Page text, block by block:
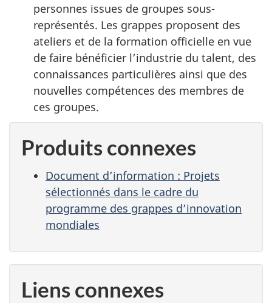
personnes issues de groupes sous-
représentés. Les grappes proposent des
ateliers et de la formation officielle en vue
de faire bénéficier l’industrie du talent, des
connaissances particulières ainsi que des
nouvelles compétences des membres de
ces groupes.
Produits connexes
Document d’information : Projets
sélectionnés dans le cadre du
programme des grappes d’innovation
mondiales
Liens connexes